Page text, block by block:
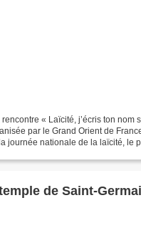
rencontre « Laïcité, j’écris ton nom
par le Grand Orient de
journée nationale de la laïcité, le
de Saint-